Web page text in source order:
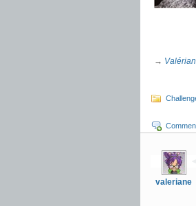
→
valeriane